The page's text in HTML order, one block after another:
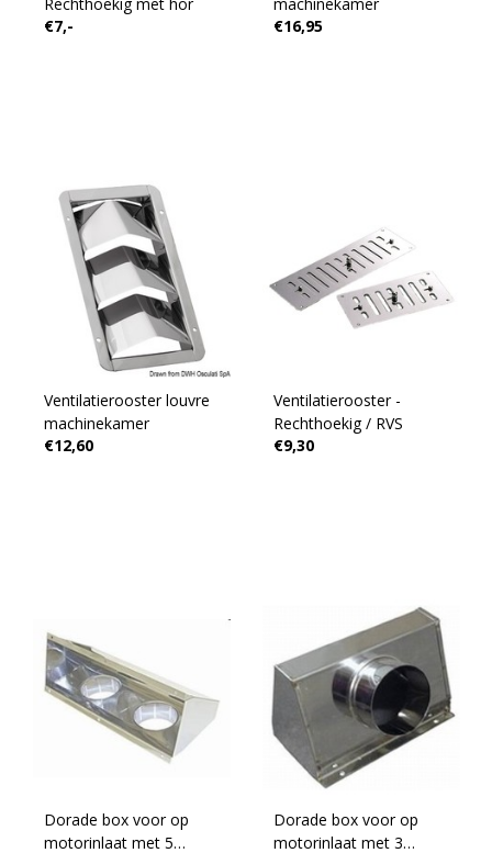
€7,-
€16,95
Ventilatierooster louvre
machinekamer
€12,60
Ventilatierooster -
Rechthoekig / RVS
€9,30
Dorade box voor op
motorinlaat met 5
Dorade box voor op
motorinlaat met 3